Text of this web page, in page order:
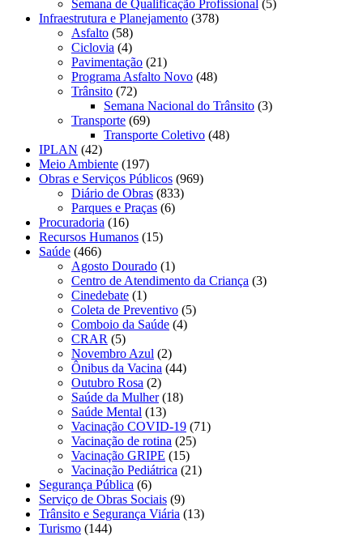
Semana de Qualificação Profissional (5)
Infraestrutura e Planejamento (378)
Asfalto (58)
Ciclovia (4)
Pavimentação (21)
Programa Asfalto Novo (48)
Trânsito (72)
Semana Nacional do Trânsito (3)
Transporte (69)
Transporte Coletivo (48)
IPLAN (42)
Meio Ambiente (197)
Obras e Serviços Públicos (969)
Diário de Obras (833)
Parques e Praças (6)
Procuradoria (16)
Recursos Humanos (15)
Saúde (466)
Agosto Dourado (1)
Centro de Atendimento da Criança (3)
Cinedebate (1)
Coleta de Preventivo (5)
Comboio da Saúde (4)
CRAR (5)
Novembro Azul (2)
Ônibus da Vacina (44)
Outubro Rosa (2)
Saúde da Mulher(18)
Saúde Mental (13)
Vacinação COVID-19 (71)
Vacinação de rotina (25)
Vacinação GRIPE (15)
Vacinação Pediátrica (21)
Segurança Pública (6)
Serviço de Obras Sociais (9)
Trânsito e Segurança Viária (13)
Turismo (144)